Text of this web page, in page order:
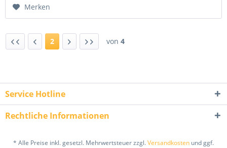
Merken
2 von 4
Service Hotline
Rechtliche Informationen
* Alle Preise inkl. gesetzl. Mehrwertsteuer zzgl.Versandkosten und ggf.